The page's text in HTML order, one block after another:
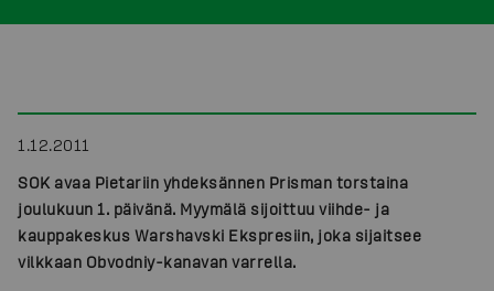
1.12.2011
SOK avaa Pietariin yhdeksännen Prisman torstaina
joulukuun 1. päivänä. Myymälä sijoittuu viihde- ja
kauppakeskus Warshavski Ekspresiin, joka sijaitsee
vilkkaan Obvodniy-kanavan varrella.